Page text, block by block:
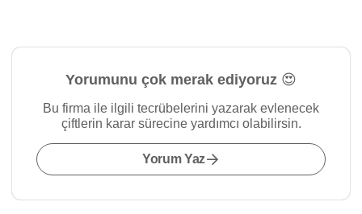
Yorumunu çok merak ediyoruz 😍
Bu firma ile ilgili tecrübelerini yazarak evlenecek
çiftlerin karar sürecine yardımcı olabilirsin.
Yorum Yaz